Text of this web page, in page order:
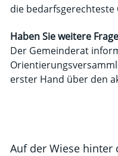
die bedarfsgerechteste
Haben Sie weitere
Der Gemeinderat
erster Hand über den
Auf der Wiese hinter